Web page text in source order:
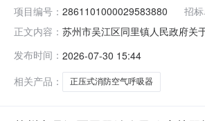
项目编号： 2861101000029583880 招标
正文内容： 苏州市吴江区同里镇人民政府关
码:320509项目所在行政区划名
发布时间： 2026-07-30 15:44
相关产品：
正压式消防空气呼吸器